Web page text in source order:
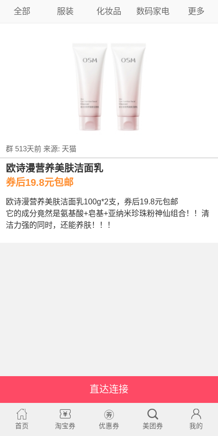
全部 服装 化妆品 数码家电 更多
群 513天前来源: 天猫
欧诗漫营养美肤洁面乳
券后19.8元包邮
欧诗漫营养美肤洁面乳100g*2支，券后19.8元包邮
它的成分竟然是氨基酸+皂基+亚纳米珍珠粉神仙组合！！清
洁力强的同时，还能养肤！！！
直达连接
首页 淘宝券 优惠券 美团券 我的